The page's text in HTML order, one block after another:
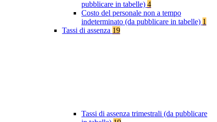
pubblicare in tabelle) 4
Costo del personale non a tempo
indeterminato (da pubblicare in tabelle) 1
Tassi di assenza 19
Tassi di assenza trimestrali (da pubblicare